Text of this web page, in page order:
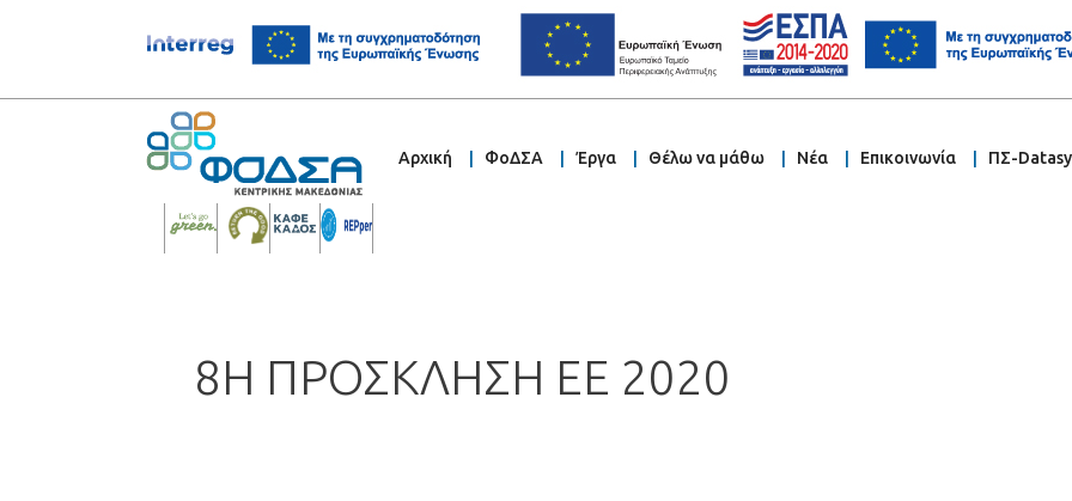
Αρχική ΦοΔΣΑ Έργα Θέλω να μάθω Νέα Επικοινωνία ΠΣ-
8Η ΠΡΟΣΚΛΗΣΗ ΕΕ 2020